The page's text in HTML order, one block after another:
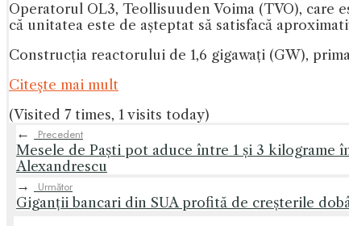
Operatorul OL3, Teollisuuden Voima (TVO),
că unitatea este de așteptat să satisfacă
Construcția reactorului de 1,6 gigawați (GW),
Citeşte mai mult
(Visited 7 times, 1 visits today)
←
Precedent
Mesele de Paști pot aduce între 1 și 3 kilograme
Alexandrescu
→
Următor
Giganții bancari din SUA profită de creșterile